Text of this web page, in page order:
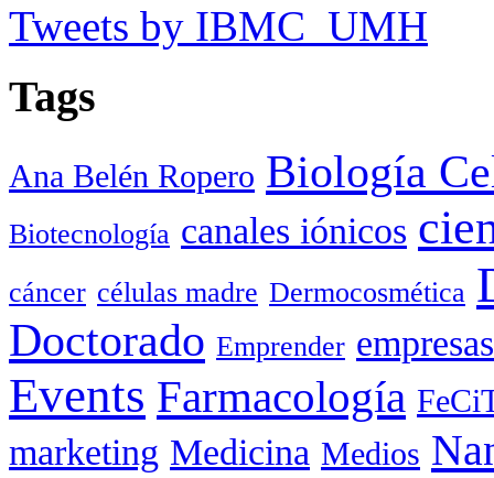
Tweets by IBMC_UMH
Tags
Ana Belén Ropero Biología
Biotecnología canales iónicos
cáncer células madre Dermocosmética
Doctorado Emprender empresas
Events Farmacología
marketing Medicina Medios